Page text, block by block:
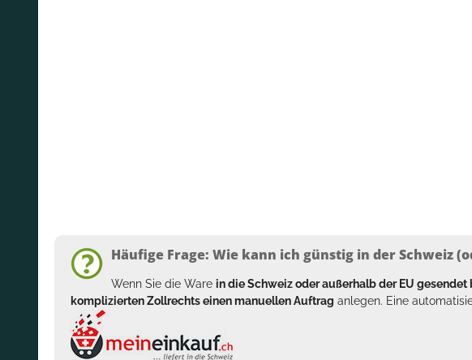
Häufige Frage: Wie kann ich günstig in der Schweiz
Wenn Sie die Ware in die Schweiz oder außerhalb der EU
komplizierten Zollrechts einen manuellen Auftrag anlegen. Eine